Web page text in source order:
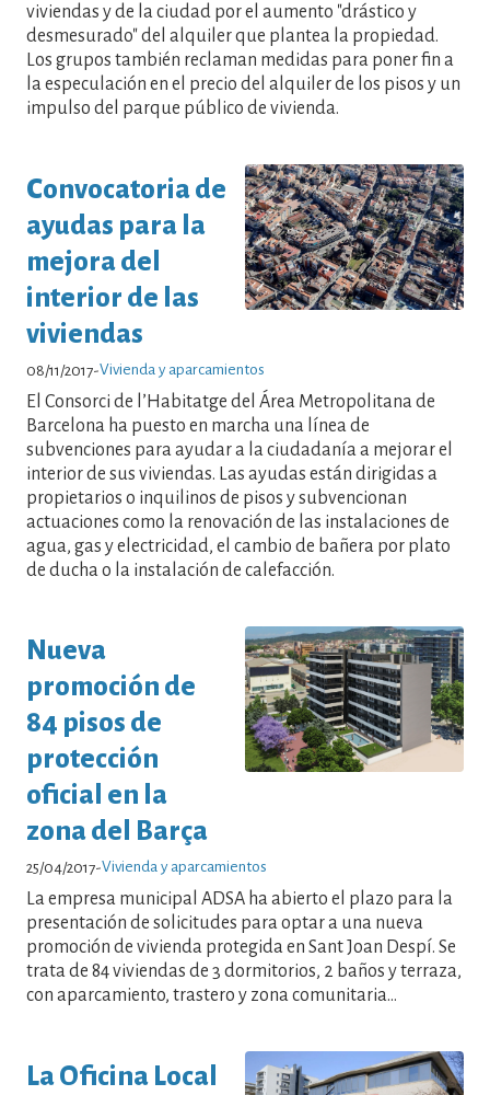
viviendas y de la ciudad por el aumento "drástico y
desmesurado" del alquiler que plantea la propiedad.
Los grupos también reclaman medidas para poner fin a
la especulación en el precio del alquiler de los pisos y un
impulso del parque público de vivienda.
Convocatoria de
ayudas para la
mejora del
interior de las
viviendas
08/11/2017-Vivienda y aparcamientos
El Consorci de l’Habitatge del Área Metropolitana de
Barcelona ha puesto en marcha una línea de
subvenciones para ayudar a la ciudadanía a mejorar el
interior de sus viviendas. Las ayudas están dirigidas a
propietarios o inquilinos de pisos y subvencionan
actuaciones como la renovación de las instalaciones de
agua, gas y electricidad, el cambio de bañera por plato
de ducha o la instalación de calefacción.
Nueva
promoción de
84 pisos de
protección
oficial en la
zona del Barça
25/04/2017-Vivienda y aparcamientos
La empresa municipal ADSA ha abierto el plazo para la
presentación de solicitudes para optar a una nueva
promoción de vivienda protegida en Sant Joan Despí. Se
trata de 84 viviendas de 3 dormitorios, 2 baños y terraza,
con aparcamiento, trastero y zona comunitaria...
La Oficina Local